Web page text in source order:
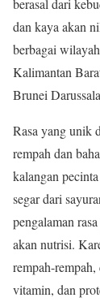
berasal dari
dan kaya akan
berbagai
Kalimantan
Brunei
Rasa yang unik
rempah dan
kalangan
segar dari
pengalaman
akan nutrisi.
rempah-
vitamin, dan